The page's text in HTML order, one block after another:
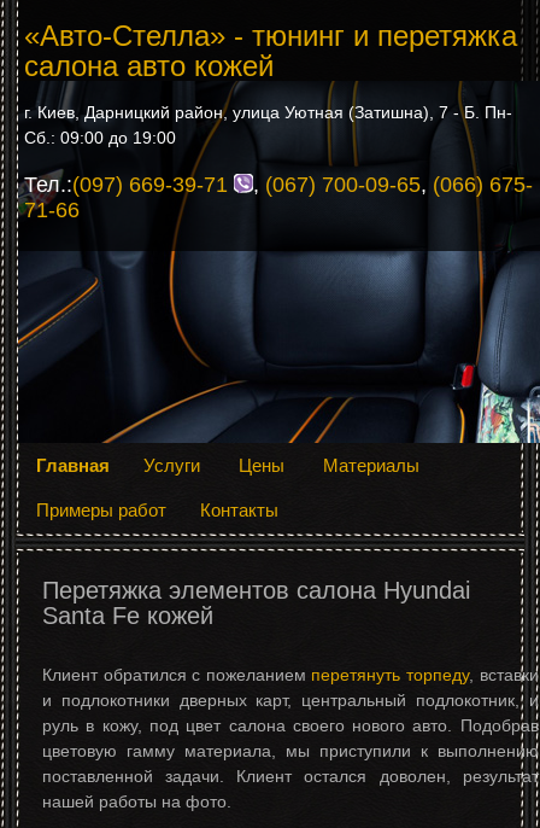
«Авто-Стелла» - тюнинг и перетяжка
салона авто кожей
г. Киев, Дарницкий район, улица Уютная (Затишна), 7 - Б. Пн-
Сб.: 09:00 до 19:00
Тел.:(097) 669-39-71 , (067) 700-09-65, (066) 675-
71-66
Главная Услуги Цены Материалы
Примеры работ Контакты
Перетяжка элементов салона Нyundai
Santa Fe кожей
Клиент обратился с пожеланием перетянуть торпеду, вставки
и подлокотники дверных карт, центральный подлокотник, и
руль в кожу, под цвет салона своего нового авто. Подобрав
цветовую гамму материала, мы приступили к выполнению
поставленной задачи. Клиент остался доволен, результат
нашей работы на фото.